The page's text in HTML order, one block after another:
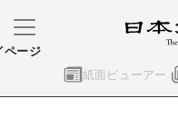
紙面ビューアー
ページ